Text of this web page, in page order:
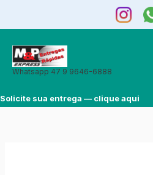
conteúdo
Whatsapp 47 9 9646-6888
Solicite sua entrega — clique aqui